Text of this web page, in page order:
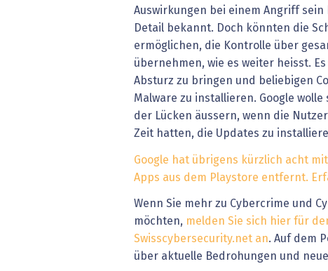
Auswirkungen bei einem Angriff
Detail bekannt. Doch könnten die
ermöglichen, die Kontrolle über
übernehmen, wie es weiter heisst.
Absturz zu bringen und beliebigen
Malware zu installieren. Google
der Lücken äussern, wenn die
Zeit hatten, die Updates zu
Google hat übrigens kürzlich acht
Apps aus dem Playstore entfernt.
Wenn Sie mehr zu Cybercrime und
möchten, melden Sie sich hier für
Swisscybersecurity.net an. Auf dem
über aktuelle Bedrohungen und